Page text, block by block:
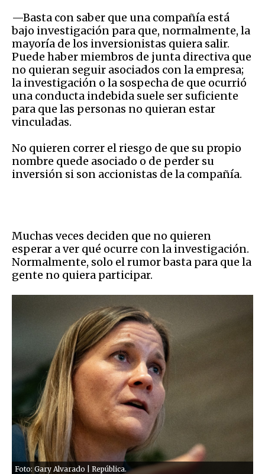
—Basta con saber que una compañía está
bajo investigación para que, normalmente, la
mayoría de los inversionistas quiera salir.
Puede haber miembros de junta directiva que
no quieran seguir asociados con la empresa;
la investigación o la sospecha de que ocurrió
una conducta indebida suele ser suficiente
para que las personas no quieran estar
vinculadas.
No quieren correr el riesgo de que su propio
nombre quede asociado o de perder su
inversión si son accionistas de la compañía.
Muchas veces deciden que no quieren
esperar a ver qué ocurre con la investigación.
Normalmente, solo el rumor basta para que la
gente no quiera participar.
Foto: Gary Alvarado | República.